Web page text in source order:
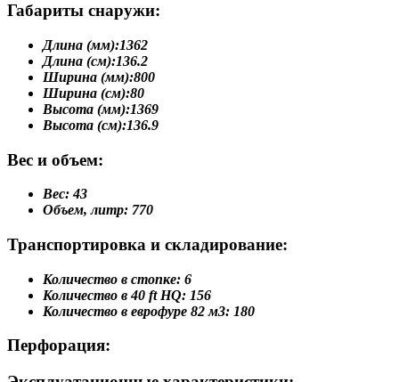
Габариты снаружи:
Длина (мм):1362
Длина (см):136.2
Ширина (мм):800
Ширина (см):80
Высота (мм):1369
Высота (см):136.9
Вес и объем:
Вес: 43
Объем, литр: 770
Транспортировка и складирование:
Количество в стопке: 6
Количество в 40 ft HQ: 156
Количество в еврофуре 82 м3: 180
Перфорация: